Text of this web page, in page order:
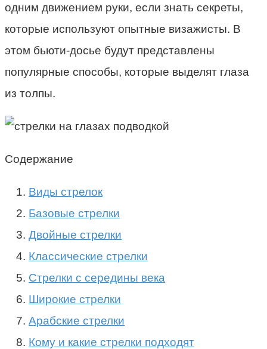
одним движением руки, если знать секреты,
которые используют опытные визажисты. В
этом бьюти-досье будут представлены
популярные способы, которые выделят глаза
из толпы.
Содержание
Виды стрелок
Базовые стрелки
Двойные стрелки
Классические стрелки
Стрелки с середины века
Широкие стрелки
Арабские стрелки
Кому и какие стрелки подходят